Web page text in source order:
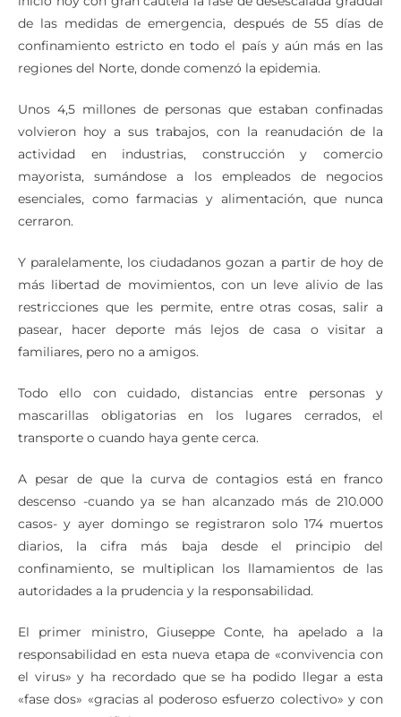
de las medidas de emergencia, después de 55 días de
confinamiento estricto en todo el país y aún más en las
regiones del Norte, donde comenzó la epidemia.
volvieron hoy a sus trabajos, con la reanudación de la
actividad en industrias, construcción y comercio
mayorista, sumándose a los empleados de negocios
esenciales, como farmacias y alimentación, que nunca
cerraron.
más libertad de movimientos, con un leve alivio de las
restricciones que les permite, entre otras cosas, salir a
pasear, hacer deporte más lejos de casa o visitar a
familiares, pero no a amigos.
mascarillas obligatorias en los lugares cerrados, el
transporte o cuando haya gente cerca.
descenso -cuando ya se han alcanzado más de 210.000
casos- y ayer domingo se registraron solo 174 muertos
diarios, la cifra más baja desde el principio del
confinamiento, se multiplican los llamamientos de las
autoridades a la prudencia y la responsabilidad.
responsabilidad en esta nueva etapa de «convivencia con
el virus» y ha recordado que se ha podido llegar a esta
«fase dos» «gracias al poderoso esfuerzo colectivo» y con
«enormes sacrificios».